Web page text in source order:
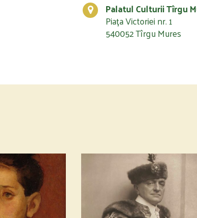
Palatul Culturii Tîrgu
Piața Victoriei nr. 1
540052 Tîrgu Mures